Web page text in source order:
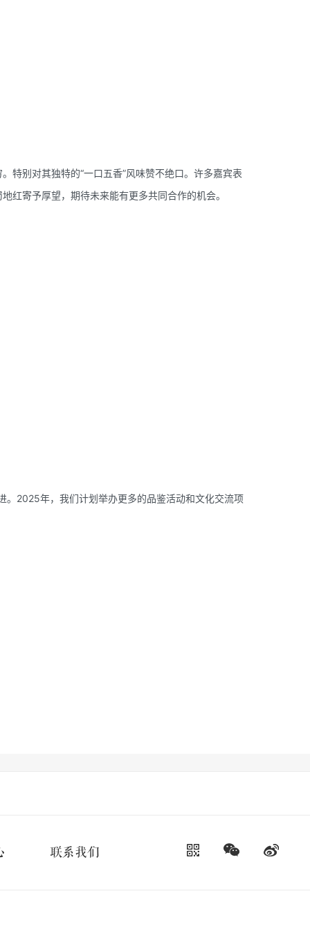
特别对其独特的“一口五香”风味赞不绝口。许多嘉宾表
红寄予厚望，期待未来能有更多共同合作的机会。
。2025年，我们计划举办更多的品鉴活动和文化交流项
联系我们